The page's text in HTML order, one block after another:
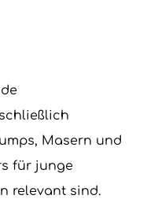
Masern und
für junge
relevant sind.